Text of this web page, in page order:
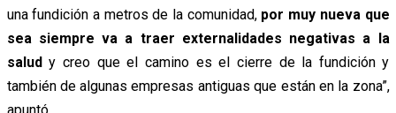
una fundición a metros de la comunidad, por muy nueva que
sea siempre va a traer externalidades negativas a la
saludy creo que el camino es el cierre de la fundición y
también de algunas empresas antiguas que están en la zona”,
apuntó.